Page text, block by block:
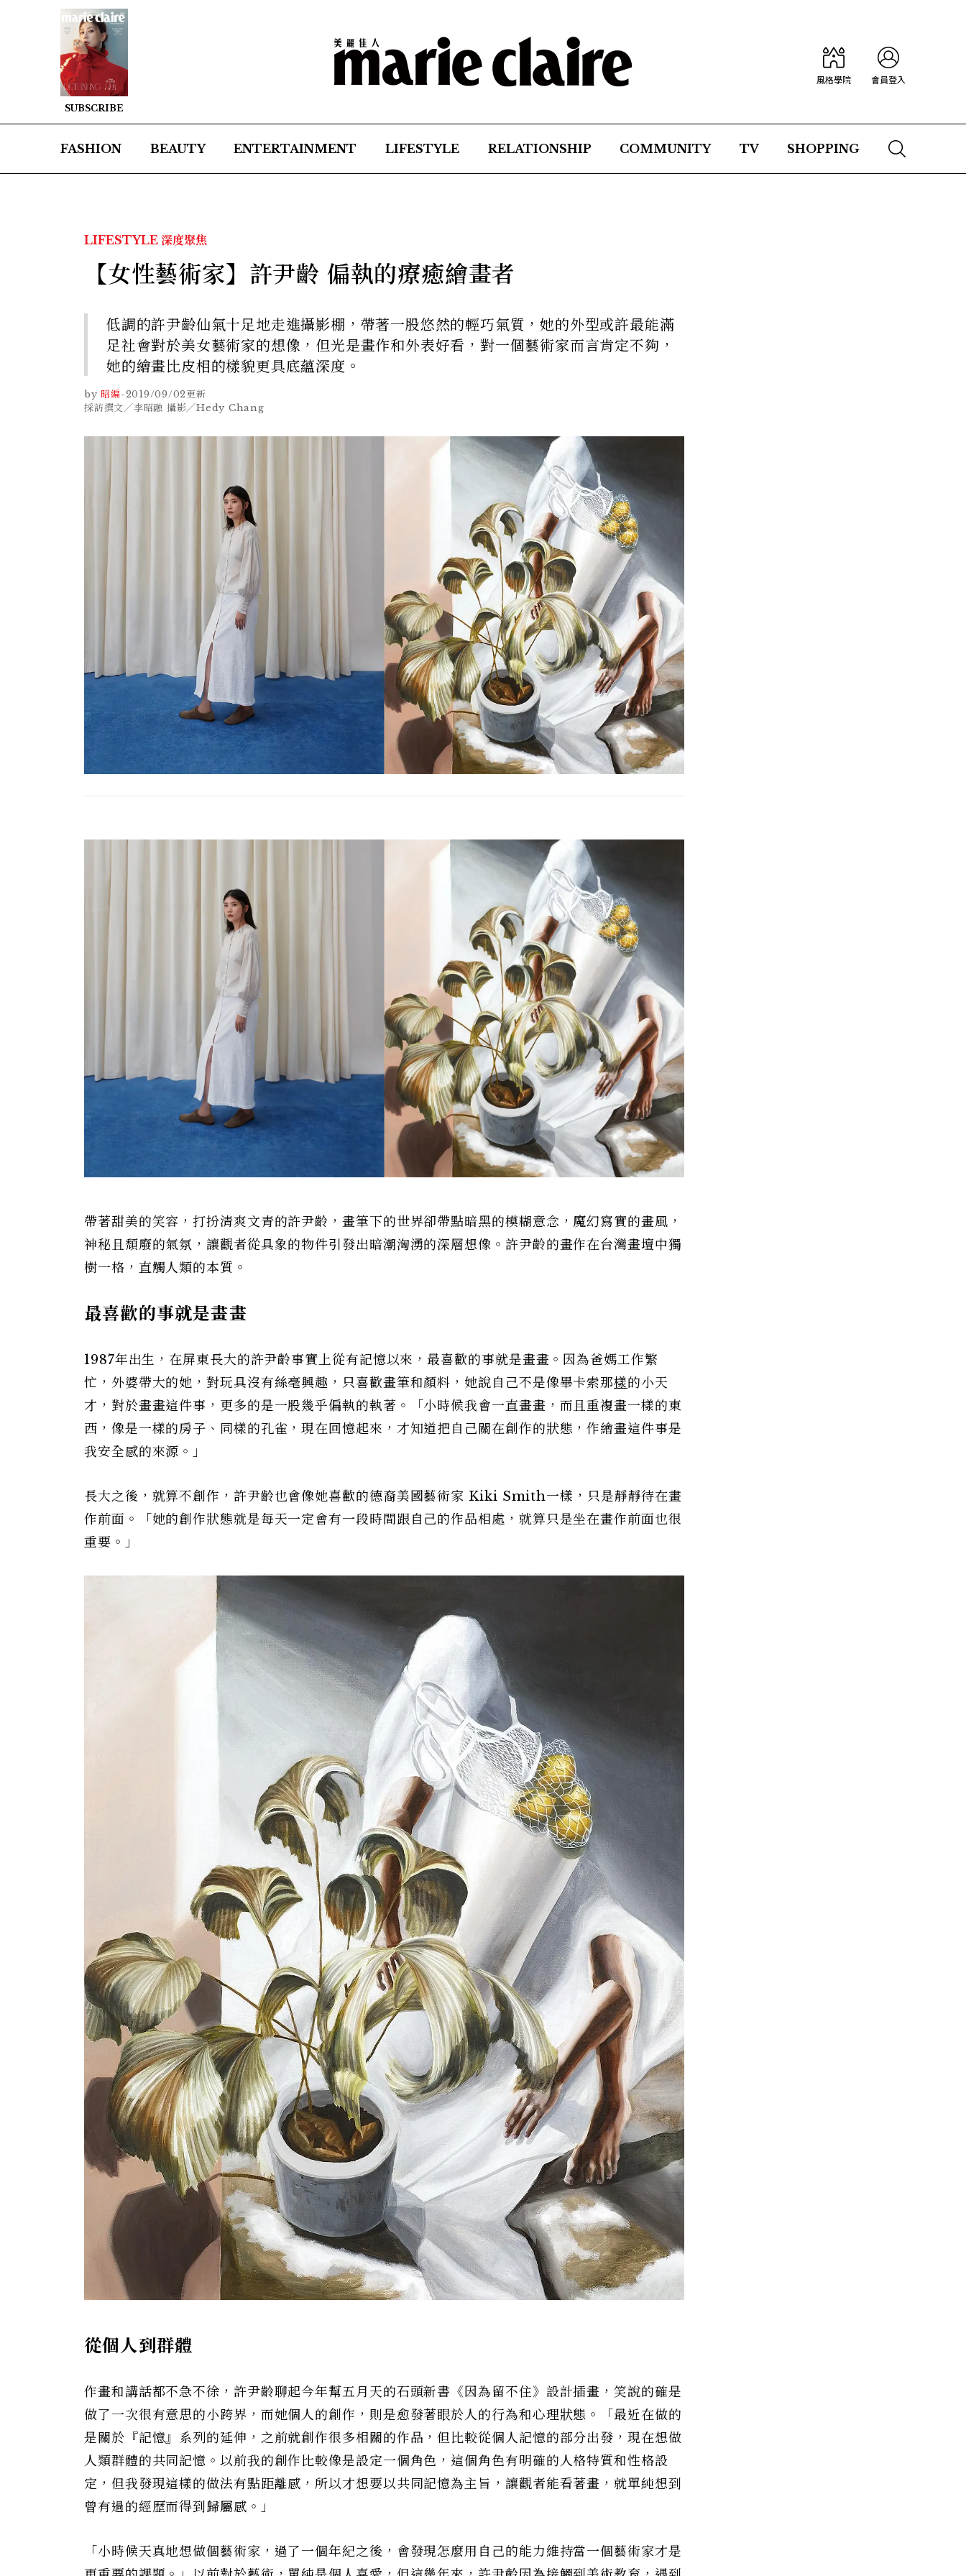
SUBSCRIBE
風格學院 會員登入
FASHION BEAUTY ENTERTAINMENT LIFESTYLE RELATIONSHIP COMMUNITY TV SHOPPING
LIFESTYLE 深度聚焦
【女性藝術家】許尹齡 偏執的療癒繪畫者
低調的許尹齡仙氣十足地走進攝影棚，帶著一股悠然的輕巧氣質，她的外型或許最能滿
足社會對於美女藝術家的想像，但光是畫作和外表好看，對一個藝術家而言肯定不夠，
她的繪畫比皮相的樣貌更具底蘊深度。
by 昭編-2019/09/02更新
採訪撰文╱李昭融 攝影╱Hedy Chang
帶著甜美的笑容，打扮清爽文青的許尹齡，畫筆下的世界卻帶點暗黑的模糊意念，魔幻寫實的畫風，
神秘且頹廢的氣氛，讓觀者從具象的物件引發出暗潮洶湧的深層想像。許尹齡的畫作在台灣畫壇中獨
樹一格，直觸人類的本質。
最喜歡的事就是畫畫
1987年出生，在屏東長大的許尹齡事實上從有記憶以來，最喜歡的事就是畫畫。因為爸媽工作繁
忙，外婆帶大的她，對玩具沒有絲毫興趣，只喜歡畫筆和顏料，她說自己不是像畢卡索那樣的小天
才，對於畫畫這件事，更多的是一股幾乎偏執的執著。「小時候我會一直畫畫，而且重複畫一樣的東
西，像是一樣的房子、同樣的孔雀，現在回憶起來，才知道把自己關在創作的狀態，作繪畫這件事是
我安全感的來源。」
長大之後，就算不創作，許尹齡也會像她喜歡的德裔美國藝術家 Kiki Smith一樣，只是靜靜待在畫
作前面。「她的創作狀態就是每天一定會有一段時間跟自己的作品相處，就算只是坐在畫作前面也很
重要。」
從個人到群體
作畫和講話都不急不徐，許尹齡聊起今年幫五月天的石頭新書《因為留不住》設計插畫，笑說的確是
做了一次很有意思的小跨界，而她個人的創作，則是愈發著眼於人的行為和心理狀態。「最近在做的
是關於『記憶』系列的延伸，之前就創作很多相關的作品，但比較從個人記憶的部分出發，現在想做
人類群體的共同記憶。以前我的創作比較像是設定一個角色，這個角色有明確的人格特質和性格設
定，但我發現這樣的做法有點距離感，所以才想要以共同記憶為主旨，讓觀者能看著畫，就單純想到
曾有過的經歷而得到歸屬感。」
「小時候天真地想做個藝術家，過了一個年紀之後，會發現怎麼用自己的能力維持當一個藝術家才是